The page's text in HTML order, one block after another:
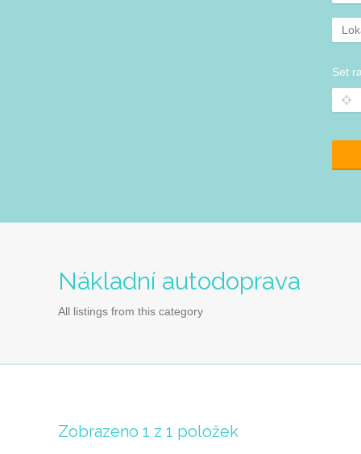
Set
Nákladní autodoprava
All listings from this category
Zobrazeno 1 z 1 položek